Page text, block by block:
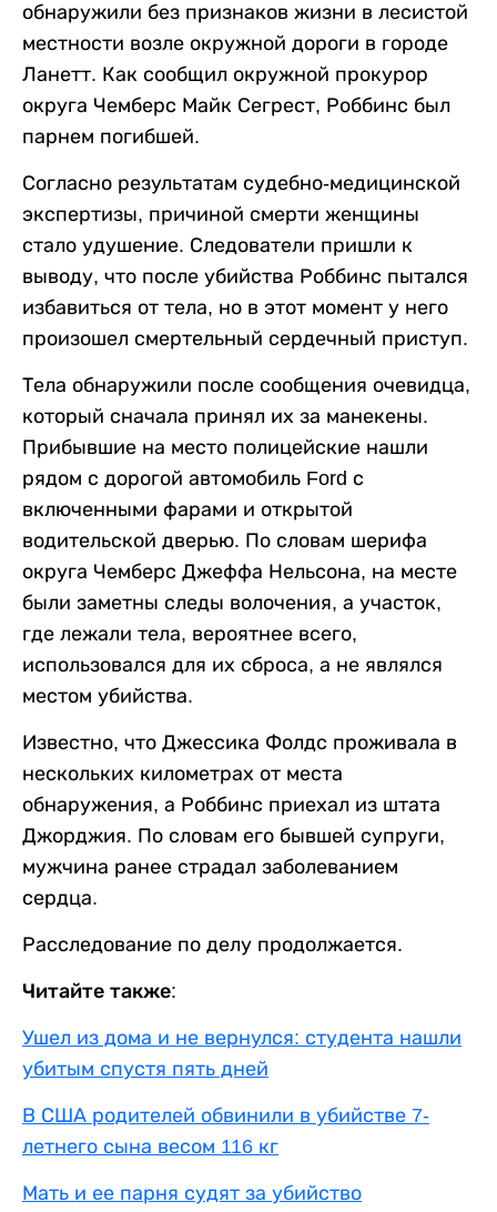
обнаружили без признаков жизни в лесистой
местности возле окружной дороги в городе
Ланетт. Как сообщил окружной прокурор
округа Чемберс Майк Сегрест, Роббинс был
парнем погибшей.
Согласно результатам судебно-медицинской
экспертизы, причиной смерти женщины
стало удушение. Следователи пришли к
выводу, что после убийства Роббинс пытался
избавиться от тела, но в этот момент у него
произошел смертельный сердечный приступ.
Тела обнаружили после сообщения очевидца,
который сначала принял их за манекены.
Прибывшие на место полицейские нашли
рядом с дорогой автомобиль Ford с
включенными фарами и открытой
водительской дверью. По словам шерифа
округа Чемберс Джеффа Нельсона, на месте
были заметны следы волочения, а участок,
где лежали тела, вероятнее всего,
использовался для их сброса, а не являлся
местом убийства.
Известно, что Джессика Фолдс проживала в
нескольких километрах от места
обнаружения, а Роббинс приехал из штата
Джорджия. По словам его бывшей супруги,
мужчина ранее страдал заболеванием
сердца.
Расследование по делу продолжается.
Читайте также:
Ушел из дома и не вернулся: студента нашли
убитым спустя пять дней
В США родителей обвинили в убийстве 7-
летнего сына весом 116 кг
Мать и ее парня судят за убийство